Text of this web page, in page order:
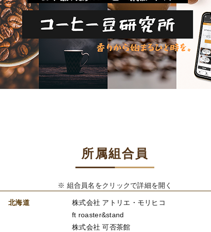
所属組合員
※ 組合員名をクリックで詳細を開く
北海道
株式会社 アトリエ・モリヒコ
ft roaster&stand
株式会社 可否茶館